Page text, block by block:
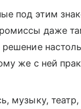
под этим
даже
же с ней
музыку,